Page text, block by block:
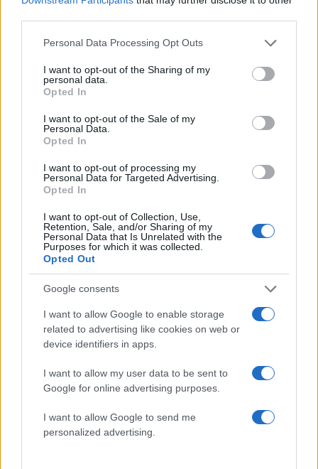
Please note that this website/app uses one or more Google
not limited to your visit or usage behaviour. You may click to
grant or deny consent to Google and its third-party tags to
use your data for below specified purposes in below Google
consent section.
Personal Data Processing Opt Outs
I want to opt-out of the Sharing of my
personal data.
Opted In
I want to opt-out of the Sale of my
Personal Data.
Opted In
I want to opt-out of processing my
Personal Data for Targeted Advertising.
Opted In
I want to opt-out of Collection, Use,
Retention, Sale, and/or Sharing of my
Personal Data that Is Unrelated with the
Purposes for which it was collected.
Opted Out
Google consents
I want to allow Google to enable storage
related to advertising like cookies on web or
device identifiers in apps.
I want to allow my user data to be sent to
Google for online advertising purposes.
I want to allow Google to send me
personalized advertising.